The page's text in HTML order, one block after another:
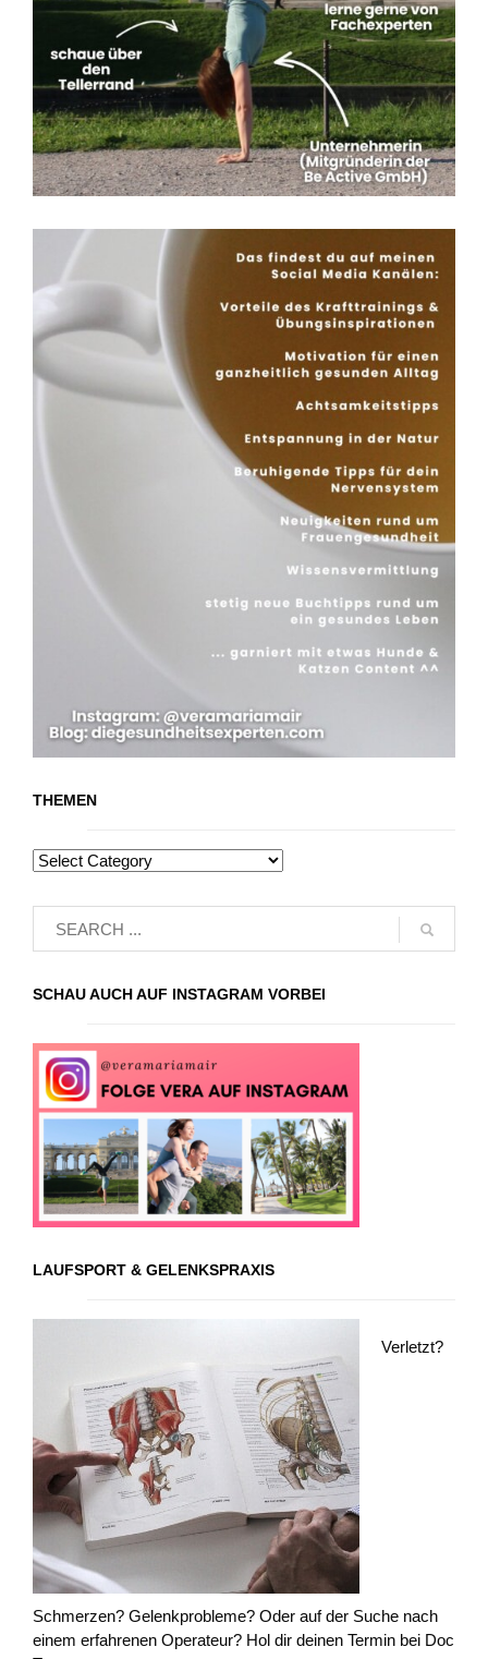
THEMEN
SCHAU AUCH AUF INSTAGRAM VORBEI
LAUFSPORT & GELENKSPRAXIS
Verletzt?
Schmerzen? Gelenkprobleme? Oder auf der Suche nach
einem erfahrenen Operateur? Hol dir deinen Termin bei Doc